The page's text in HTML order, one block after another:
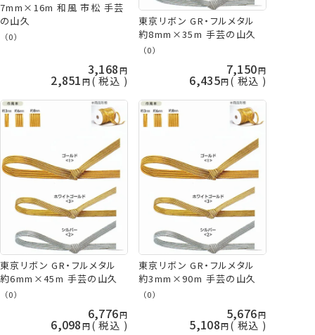
7mm×16m 和風 市松 手芸
の山久
（0）
3,168
2,851 税込
東京リボン GR・フルメタル
約8mm×35m 手芸の山久
（0）
7,150
6,435 税込
東京リボン GR・フルメタル
約6mm×45m 手芸の山久
（0）
6,776
6,098 税込
東京リボン GR・フルメタル
約3mm×90m 手芸の山久
（0）
5,676
5,108 税込